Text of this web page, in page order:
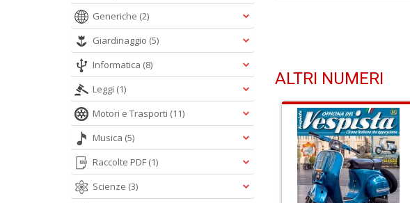
ALTRI NUMERI
Generiche (2)
Giardinaggio (5)
Informatica (8)
Leggi (1)
Motori e Trasporti (11)
Musica (5)
Raccolte PDF (1)
Scienze (3)